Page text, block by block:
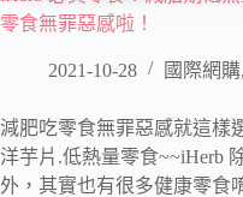
零食無罪惡感啦！
2021-10-28 國際網購,
減肥吃零食無罪惡感就這樣
洋芋片.低熱量零食~~iHerb
外，其實也有很多健康零食